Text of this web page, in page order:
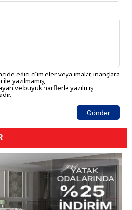
edici cümleler veya imalar, inançlara
ile yazılmamış,
ve büyük harflerle yazılmış
Gönder